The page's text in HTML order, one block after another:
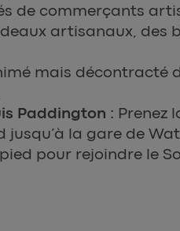
de commerçants
artisanaux, des
mais décontracté
Paddington : Prenez
jusqu’à la gare de
pour rejoindre le